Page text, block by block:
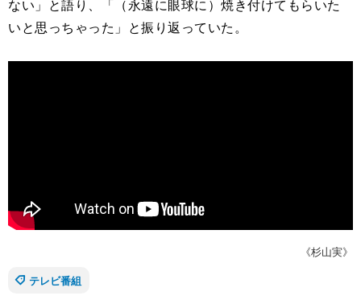
ない」と語り、「（永遠に眼球に）焼き付けてもらいた
いと思っちゃった」と振り返っていた。
《杉山実》
テレビ番組